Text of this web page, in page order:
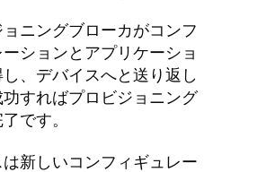
ニングブローカがコンフ
ーションとアプリケーショ
、デバイスへと送り返し
功すればプロビジョニング
です。
新しいコンフィギュレー